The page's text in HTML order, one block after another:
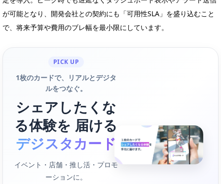
が可能となり、開発会社との契約にも「可用性SLA」を盛り込むこと
で、将来予算や費用のブレ幅を最小限にしています。
PICK UP
1枚のカードで、リアルとデジタ
ルをつなぐ。
シェアしたくな
る体験を 届ける
デジスタカード
イベント・店舗・推し活・プロモ
ーションに。